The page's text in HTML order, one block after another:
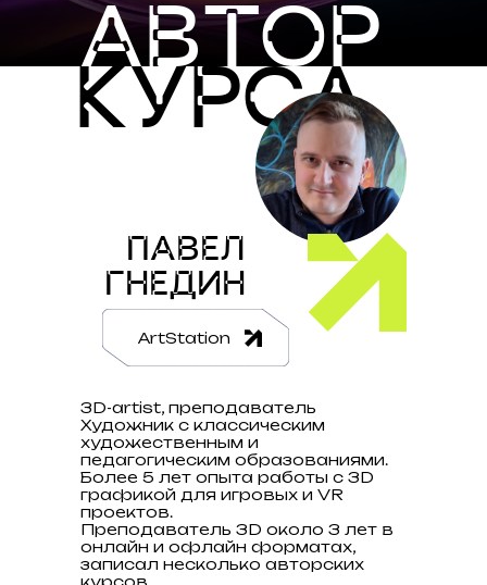
АВТОР
КУРСА
ПАВЕЛ
ГНЕДИН
ArtStation
3D-artist, преподаватель
Художник с классическим
художественным и
педагогическим образованиями.
Более 5 лет опыта работы с 3D
графикой для игровых и VR
проектов.
Преподаватель 3D около 3 лет в
онлайн и офлайн форматах,
записал несколько авторских
курсов